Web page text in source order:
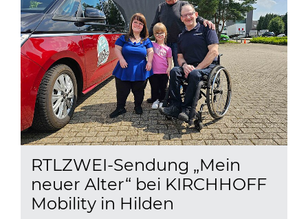
RTLZWEI-Sendung „Mein
neuer Alter“ bei KIRCHHOFF
Mobility in Hilden